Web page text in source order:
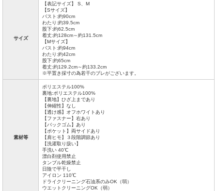
サイズ
【表記サイズ】 S、M
【Sサイズ】
バスト:約90cm
わたり:約39.5cm
股下:約62.5cm
着丈:約128cm～約131.5cm
【Mサイズ】
バスト:約94cm
わたり:約42cm
股下:約65cm
着丈:約129.2cm～約133.2cm
※平置き採寸の為若干のブレがございます。
素材等
ポリエステル100%
裏地:ポリエステル100%
【裏地】ひざ上まであり
【伸縮性】なし
【透け感】オフホワイトあり
【ファスナー】右あり
【バックゴム】あり
【ポケット】両サイドあり
【肩ヒモ】３段階調節あり
【洗濯取り扱い】
手洗い 40℃
漂白剤使用禁止
タンブル乾燥禁止
日陰で平干し
アイロン 110℃
ドライクリーニング石油系のみOK（弱）
ウエットクリーニングOK（弱）